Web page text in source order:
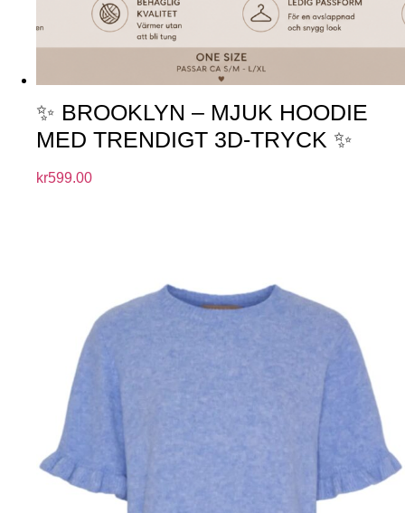
✨ BROOKLYN – MJUK HOODIE
MED TRENDIGT 3D-TRYCK ✨
kr599.00